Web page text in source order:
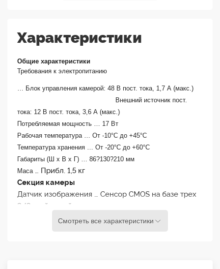
Камера подходит для различных целей, от студийного
производства до проведения съемок в банкетном зале или
на стадионе. Имеющиеся настройки позволяют использовать
камеру для видеонаблюдения, съемок на конференциях и
Характеристики
Общие характеристики
Требования к электропитанию
… Блок управления камерой: 48 В пост. тока, 1,7 А (макс.)
Внешний источник пост.
тока: 12 В пост. тока, 3,6 А (макс.)
Потребляемая мощность … 17 Вт
Рабочая температура… От -10°C до +45°C
Температура хранения … От -20°C до +60°C
Габариты (Ш x В x Г) … 86?130?210 мм
Маса… Прибл. 1,5 кг
Секция камеры
Датчик изображения … Сенсор CMOS на базе трех
2/3-дюймовый матриц
Эффективное число элементов изображения
Смотреть все характеристики